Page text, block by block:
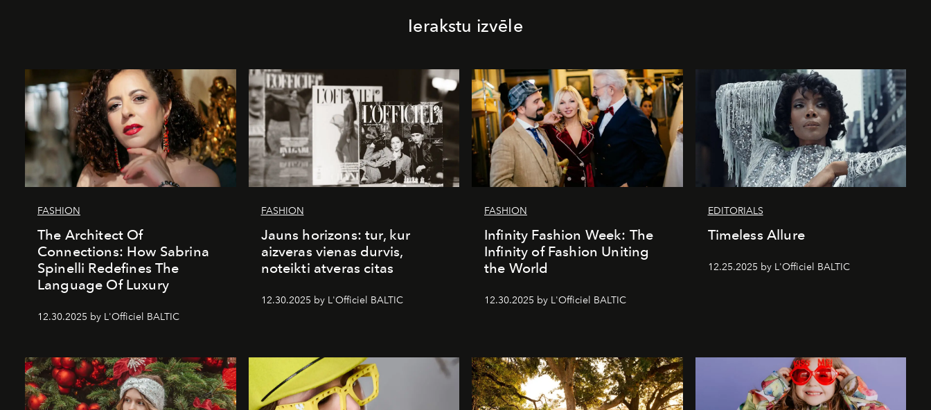
Ierakstu izvēle
FASHION
The Architect Of
Connections: How Sabrina
Spinelli Redefines The
Language Of Luxury
12.30.2025 by L'Officiel BALTIC
FASHION
Jauns horizons: tur, kur
aizveras vienas durvis,
noteikti atveras citas
12.30.2025 by L'Officiel BALTIC
FASHION
Infinity Fashion Week: The
Infinity of Fashion Uniting
the World
12.30.2025 by L'Officiel BALTIC
EDITORIALS
Timeless Allure
12.25.2025 by L'Officiel BALTIC